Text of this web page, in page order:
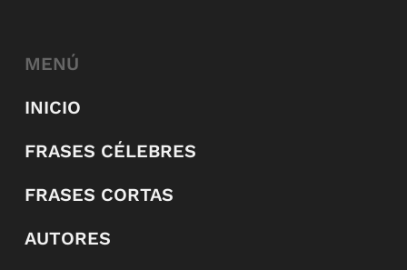
MENÚ
INICIO
FRASES CÉLEBRES
FRASES CORTAS
AUTORES